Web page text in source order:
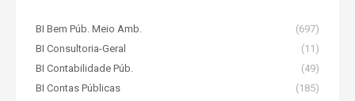
BI Bem Púb. Meio Amb.
(697)
BI Consultoria-Geral
(11)
BI Contabilidade Púb.
(49)
BI Contas Públicas
(185)